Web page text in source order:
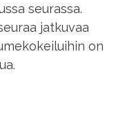
seurassa.
jatkuvaa
on